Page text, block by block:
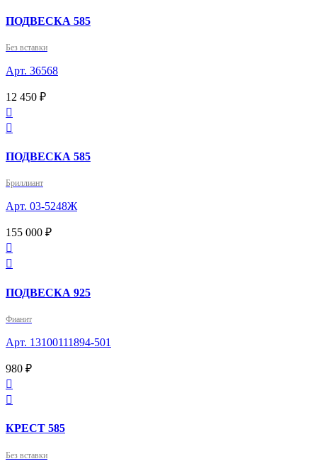
ПОДВЕСКА 585
Без вставки
Арт. 36568
12 450 ₽


ПОДВЕСКА 585
Бриллиант
Арт. 03-5248Ж
155 000 ₽


ПОДВЕСКА 925
Фианит
Арт. 13100111894-501
980 ₽


КРЕСТ 585
Без вставки